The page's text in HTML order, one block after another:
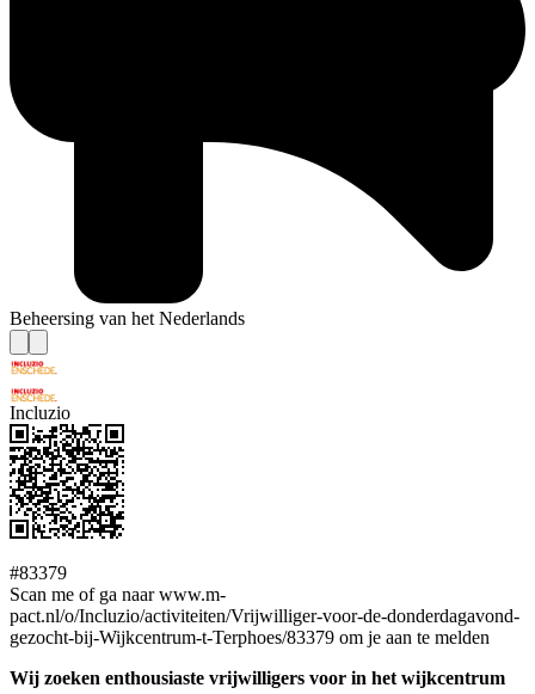
Beheersing van het Nederlands
Incluzio
#83379
Scan me of ga naar www.m-
pact.nl/o/Incluzio/activiteiten/Vrijwilliger-voor-de-donderdagavond-
gezocht-bij-Wijkcentrum-t-Terphoes/83379 om je aan te melden
Wij zoeken enthousiaste vrijwilligers voor in het wijkcentrum